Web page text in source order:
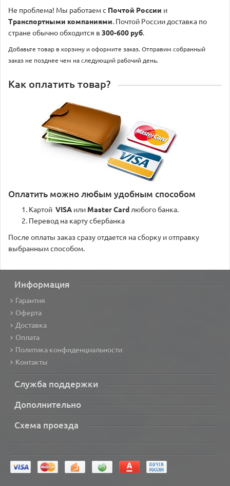
Не проблема! Мы работаем с Почтой России и
Транспортными компаниями. Почтой России доставка по
стране обычно обходится в 300-600 руб.
Добавьте товар в корзину и оформите заказ. Отправим собранный
заказ не позднее чем на следующий рабочий день.
Как оплатить товар?
Оплатить можно любым удобным способом
Картой VISA или Master Card любого банка.
Перевод на карту сбербанка
После оплаты заказ сразу отдается на сборку и отправку
выбранным способом.
Информация
Гарантия
Оферта
Доставка
Оплата
Политика конфиденциальности
Контакты
Служба поддержки
Дополнительно
Схема проезда